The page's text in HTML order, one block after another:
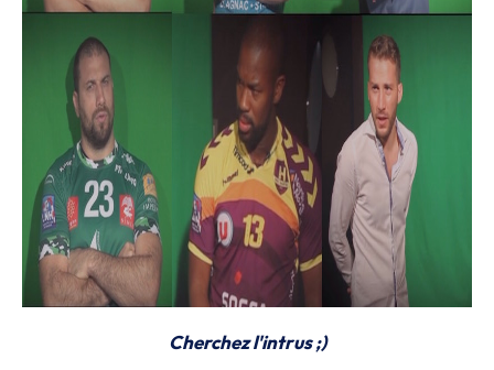
Cherchez l'intrus ;)